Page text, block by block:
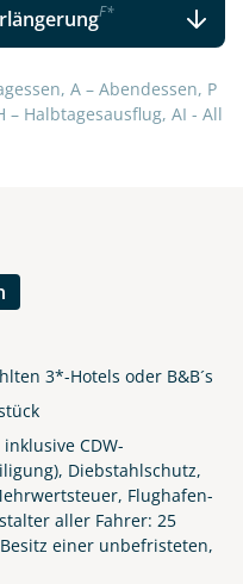
F*
A – Abendessen, P
– Halbtagesausflug, AI - All
3*-Hotels oder B&B´s
CDW-
Diebstahlschutz,
Flughafen-
aller Fahrer: 25
einer unbefristeten,